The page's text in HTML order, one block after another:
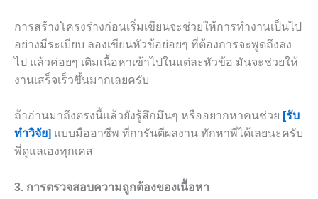
การสร้างโครงร่างก่อนเริ่มเขียนจะช่วยให้การทำงานเป็นไป
อย่างมีระเบียบ ลองเขียนหัวข้อย่อยๆ ที่ต้องการจะพูดถึงลง
ไป แล้วค่อยๆ เติมเนื้อหาเข้าไปในแต่ละหัวข้อ มันจะช่วยให้
งานเสร็จเร็วขึ้นมากเลยครับ
ถ้าอ่านมาถึงตรงนี้แล้วยังรู้สึกมึนๆ หรืออยากหาคนช่วย [รับ
ทำวิจัย] แบบมืออาชีพ ที่การันตีผลงาน ทักหาพี่ได้เลยนะครับ
พี่ดูแลเองทุกเคส
3. การตรวจสอบความถูกต้องของเนื้อหา